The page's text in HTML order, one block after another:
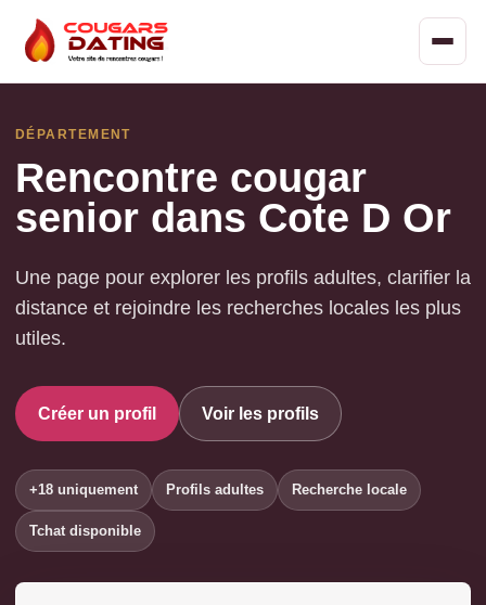
DÉPARTEMENT
Rencontre cougar
senior dans Cote D Or
Une page pour explorer les profils adultes, clarifier la
distance et rejoindre les recherches locales les plus
utiles.
Créer un profil Voir les profils
+18 uniquement Profils adultes Recherche locale
Tchat disponible